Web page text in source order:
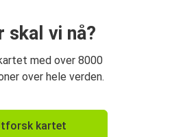
skal vi nå?
med over 8000
over hele verden.
kartet